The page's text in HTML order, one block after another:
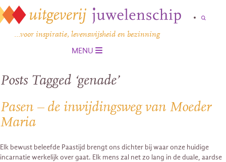
…voor inspiratie, levenswijsheid en bezinning
MENU
Posts Tagged ‘genade’
Pasen – de inwijdingsweg van Moeder
Maria
Elk bewust beleefde Paastijd brengt ons dichter bij waar onze huidige
incarnatie werkelijk over gaat. Elk mens zal net zo lang in de duale, aardse